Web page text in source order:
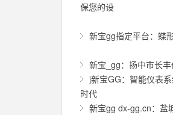
保您的设
新宝gg指定平台：蝶
新宝_gg：扬中市长
j新宝GG：智能仪表
时代
新宝gg dx-gg.cn：盐